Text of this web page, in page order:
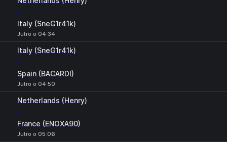
-
Italy (SneG1r41k)
Jutro o 04:34
Italy (SneG1r41k)
-
Spain (BACARDI)
Jutro o 04:50
Netherlands (Henry)
-
France (ENOXA90)
Jutro o 05:06